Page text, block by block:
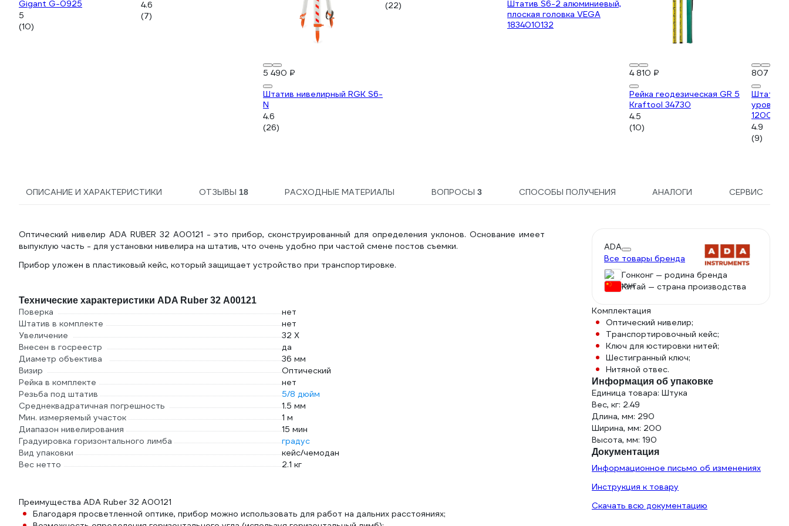
Gigant G-0925
5
(10)
4.6
(7)
5 490 ₽
Штатив нивелирный RGK S6-
N
4.6
(26)
(22)
Штатив S6-2 алюминиевый,
плоская головка VEGA
1834010132
4 810 ₽
Рейка геодезическая GR 5
Kraftool 34730
4.5
(10)
807 ₽
Штатив
уровня
1200мм
4.9
(9)
ОПИСАНИЕ И ХАРАКТЕРИСТИКИ ОТЗЫВЫ 18 РАСХОДНЫЕ МАТЕРИАЛЫ ВОПРОСЫ 3 СПОСОБЫ ПОЛУЧЕНИЯ АНАЛОГИ СЕРВИС
Оптический нивелир ADA RUBER 32 А00121 - это прибор, сконструированный для определения уклонов. Основание имеет
выпуклую часть - для установки нивелира на штатив, что очень удобно при частой смене постов съемки.
Прибор уложен в пластиковый кейс, который защищает устройство при транспортировке.
Технические характеристики ADA Ruber 32 А00121
Поверка
нет
Штатив в комплекте
нет
Увеличение
32 Х
Внесен в госреестр
да
Диаметр объектива
36 мм
Визир
Оптический
Рейка в комплекте
нет
Резьба под штатив
5/8 дюйм
Среднеквадратичная погрешность
1.5 мм
Мин. измеряемый участок
1 м
Диапазон нивелирования
15 мин
Градуировка горизонтального лимба
градус
Вид упаковки
кейс/чемодан
Вес нетто
2.1 кг
Преимущества ADA Ruber 32 А00121
Благодаря просветленной оптике, прибор можно использовать для работ на дальних расстояниях;
ADA
Все товары бренда
Гонконг — родина бренда
Китай — страна производства
Комплектация
Оптический нивелир;
Транспортировочный кейс;
Ключ для юстировки нитей;
Шестигранный ключ;
Нитяной отвес.
Информация об упаковке
Единица товара: Штука
Вес, кг: 2.49
Длина, мм: 290
Ширина, мм: 200
Высота, мм: 190
Документация
Информационное письмо об изменениях
Инструкция к товару
Скачать всю документацию